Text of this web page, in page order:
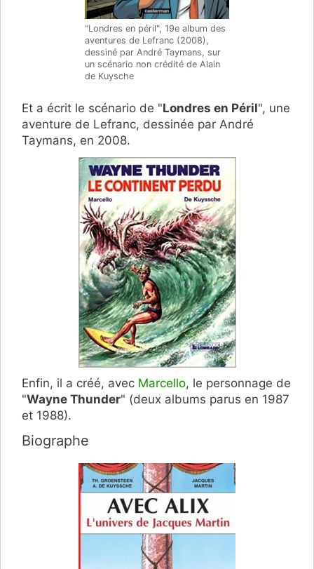
"Londres en péril", 19e album des
aventures de Lefranc (2008),
dessiné par André Taymans, sur
un scénario non crédité de Alain
de Kuysche
Et a écrit le scénario de "Londres en Péril", une
aventure de Lefranc, dessinée par André
Taymans, en 2008.
Enfin, il a créé, avec Marcello, le personnage de
"Wayne Thunder" (deux albums parus en 1987
et 1988).
Biographe